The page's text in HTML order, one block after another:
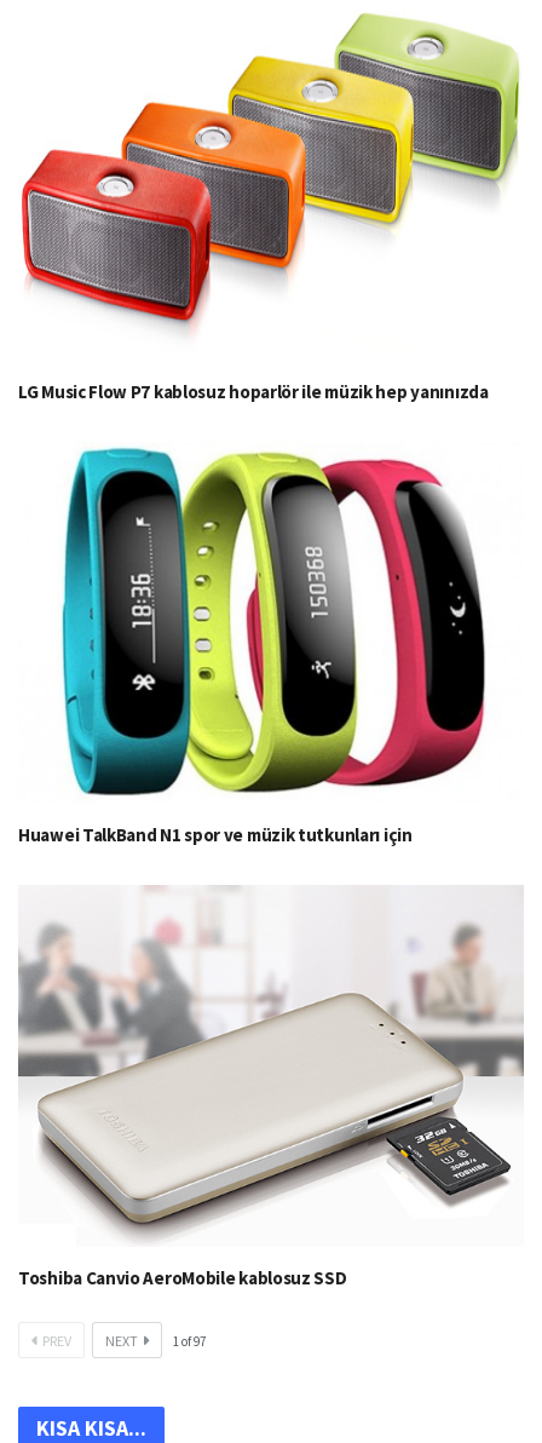
LG Music Flow P7 kablosuz hoparlör ile müzik hep yanınızda
Huawei TalkBand N1 spor ve müzik tutkunları için
Toshiba Canvio AeroMobile kablosuz SSD
PREV NEXT 1of97
KISA KISA...